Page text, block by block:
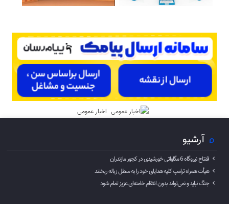
اخبار عمومی
آرشیو
افتتاح نیروگاه 6 مگاواتی خورشیدی در کجور مازندران
هیأت همراه ترامپ کلیه هدایای خود را به سطل زباله ریختند
جنگ نباید و نمی‌تواند بدون انتقام خامنه‌ای عزیز تمام شود